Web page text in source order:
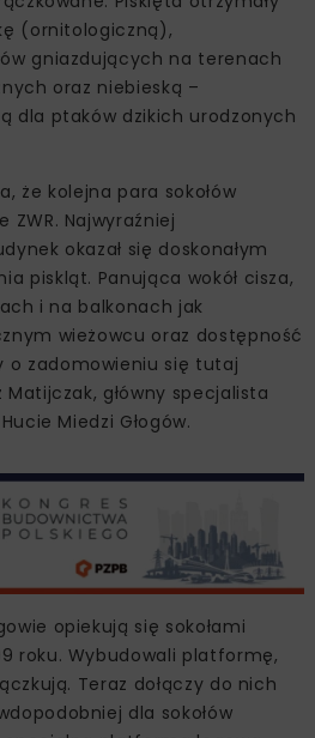
(ornitologiczną),
gniazdujących na terenach
oraz niebieską –
dla ptaków dzikich urodzonych
że kolejna para sokołów
ZWR. Najwyraźniej
okazał się doskonałym
piskląt. Panująca wokół cisza,
i na balkonach jak
wieżowcu oraz dostępność
o zadomowieniu się tutaj
Matijczak, główny specjalista
Miedzi Głogów.
opiekują się sokołami
roku. Wybudowali platformę,
Teraz dołączy do nich
dla sokołów